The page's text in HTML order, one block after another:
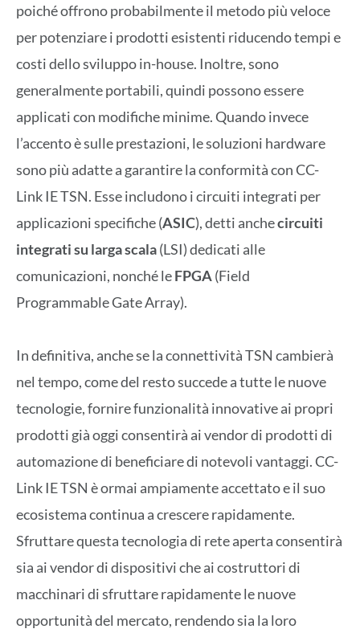
poiché offrono probabilmente il metodo più veloce
per potenziare i prodotti esistenti riducendo tempi e
costi dello sviluppo in-house. Inoltre, sono
generalmente portabili, quindi possono essere
applicati con modifiche minime. Quando invece
l’accento è sulle prestazioni, le soluzioni hardware
sono più adatte a garantire la conformità con CC-
Link IE TSN. Esse includono i circuiti integrati per
applicazioni specifiche (ASIC), detti anchecircuiti
integrati su larga scala(LSI) dedicati alle
comunicazioni, nonché leFPGA(Field
Programmable Gate Array).
In definitiva, anche se la connettività TSN cambierà
nel tempo, come del resto succede a tutte le nuove
tecnologie, fornire funzionalità innovative ai propri
prodotti già oggi consentirà ai vendor di prodotti di
automazione di beneficiare di notevoli vantaggi. CC-
Link IE TSN è ormai ampiamente accettato e il suo
ecosistema continua a crescere rapidamente.
Sfruttare questa tecnologia di rete aperta consentirà
sia ai vendor di dispositivi che ai costruttori di
macchinari di sfruttare rapidamente le nuove
opportunità del mercato, rendendo sia la loro